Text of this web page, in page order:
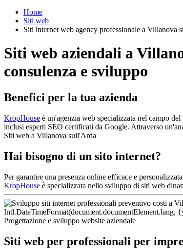
Home
Siti web
Siti internet web agency professionale a Villanova
Siti web aziendali a
consulenza e sviluppo
Benefici per la tua azienda
KropHouse è un'agenzia web specializzata nel campo
inclusi esperti SEO certificati da Google. Attraverso
Siti web a Villanova sull'Arda
Hai bisogno di un sito internet?
Per garantire una presenza online efficace e
KropHouse è specializzata nello sviluppo di siti web
Progettazione e sviluppo website aziendale
Siti web per professionali per